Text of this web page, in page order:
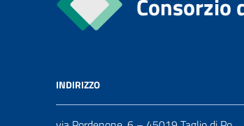
Consorzio
INDIRIZZO